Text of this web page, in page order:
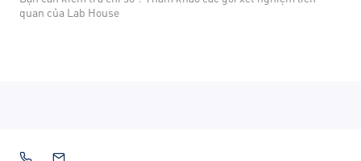
quan của Lab House